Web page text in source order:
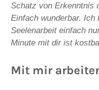
Schatz von Erkenntnis
Einfach wunderbar. Ich
Seelenarbeit einfach
Minute mit dir ist
Mit mir